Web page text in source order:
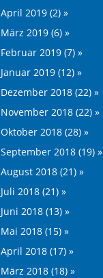
April 2019 (2) »
März 2019 (6) »
Februar 2019 (7) »
Januar 2019 (12) »
Dezember 2018 (22) »
November 2018 (22) »
Oktober 2018 (28) »
September 2018 (19) »
August 2018 (21) »
Juli 2018 (21) »
Juni 2018 (13) »
Mai 2018 (15) »
April 2018 (17) »
März 2018 (18) »